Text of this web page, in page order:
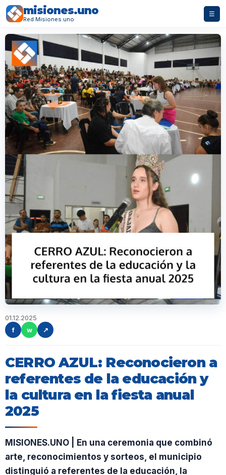
misiones.uno
Red Misiones.uno
☰
01.12.2025
f
w ↗
CERRO AZUL: Reconocieron a
referentes de la educación y
la cultura en la fiesta anual
2025
MISIONES.UNO | En una ceremonia que combinó
arte, reconocimientos y sorteos, el municipio
distinguió a referentes de la educación, la